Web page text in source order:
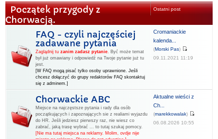
Początek przygody z
Chorwacją.
Ostatni post
FAQ - czyli najczęściej
zadawane pytania
Zaglądnij tu zanim zadasz pytanie. Być może temat
był już omawiany i odpowiedź na Twoje pytanie już tu
jest.
[W FAQ mogą pisać tylko osoby uprawnione. Jeśli
chcesz dołączyć do grupy redaktorów FAQ skontaktuj
się z adminem.]
Cromaniackie
kalenda...
(Morski Pas)
09.11.2021 11:19
Chorwackie ABC
Miejsce na najczęstsze pytania i rady dla osób
początkujących i zapoznających sie z realiami wyjazdu
do HR. Jeśli jedziesz pierwszy raz, nie wiesz co
zabrać, jaką trasę wybrać ... to tutaj szukaj pomocy.
[Nie ma tutaj miejsca na reklamy. Molim, ovdje nije
Aktualne wieści z
Ch...
(marekkowalak)
06.08.2026 10:55